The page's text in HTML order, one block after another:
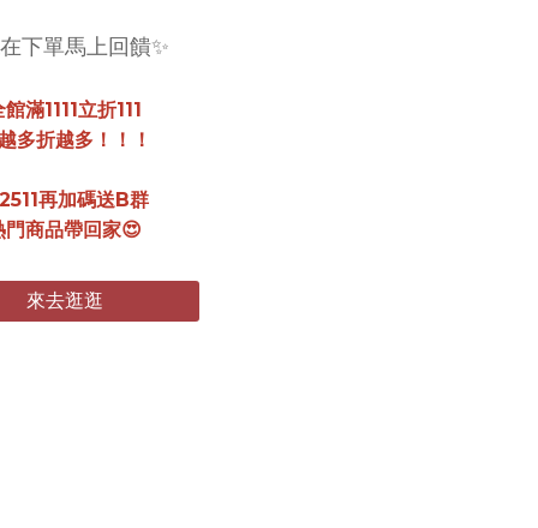
下單馬上回饋✨
館滿1111立折111
多折越多！！！
再加碼送B群
門商品帶回家😍
來去逛逛